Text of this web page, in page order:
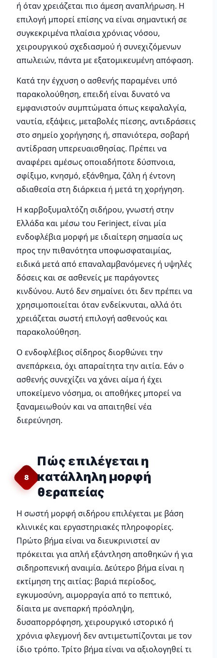
ή όταν χρειάζεται πιο άμεση αναπλήρωση. Η
επιλογή μπορεί επίσης να είναι σημαντική σε
συγκεκριμένα πλαίσια χρόνιας νόσου,
χειρουργικού σχεδιασμού ή συνεχιζόμενων
απωλειών, πάντα με εξατομικευμένη απόφαση.
Κατά την έγχυση ο ασθενής παραμένει υπό
παρακολούθηση, επειδή είναι δυνατό να
εμφανιστούν συμπτώματα όπως κεφαλαλγία,
ναυτία, εξάψεις, μεταβολές πίεσης, αντιδράσεις
στο σημείο χορήγησης ή, σπανιότερα, σοβαρή
αντίδραση υπερευαισθησίας. Πρέπει να
αναφέρει αμέσως οποιαδήποτε δύσπνοια,
σφίξιμο, κνησμό, εξάνθημα, ζάλη ή έντονη
αδιαθεσία στη διάρκεια ή μετά τη χορήγηση.
Η καρβοξυμαλτόζη σιδήρου, γνωστή στην
Ελλάδα και μέσω του Ferinject, είναι μία
ενδοφλέβια μορφή με ιδιαίτερη σημασία ως
προς την πιθανότητα υποφωσφαταιμίας,
ειδικά μετά από επαναλαμβανόμενες ή υψηλές
δόσεις και σε ασθενείς με παράγοντες
κινδύνου. Αυτό δεν σημαίνει ότι δεν πρέπει να
χρησιμοποιείται όταν ενδείκνυται, αλλά ότι
χρειάζεται σωστή επιλογή ασθενούς και
παρακολούθηση.
Ο ενδοφλέβιος σίδηρος διορθώνει την
ανεπάρκεια, όχι απαραίτητα την αιτία. Εάν ο
ασθενής συνεχίζει να χάνει αίμα ή έχει
υποκείμενο νόσημα, οι αποθήκες μπορεί να
ξαναμειωθούν και να απαιτηθεί νέα
διερεύνηση.
8
Πώς επιλέγεται η
κατάλληλη μορφή
θεραπείας
Η σωστή μορφή σιδήρου επιλέγεται με βάση
κλινικές και εργαστηριακές πληροφορίες.
Πρώτο βήμα είναι να διευκρινιστεί αν
πρόκειται για απλή εξάντληση αποθηκών ή για
σιδηροπενική αναιμία. Δεύτερο βήμα είναι η
εκτίμηση της αιτίας: βαριά περίοδος,
εγκυμοσύνη, αιμορραγία από το πεπτικό,
δίαιτα με ανεπαρκή πρόσληψη,
δυσαπορρόφηση, χειρουργικό ιστορικό ή
χρόνια φλεγμονή δεν αντιμετωπίζονται με τον
ίδιο τρόπο. Τρίτο βήμα είναι να αξιολογηθεί τι